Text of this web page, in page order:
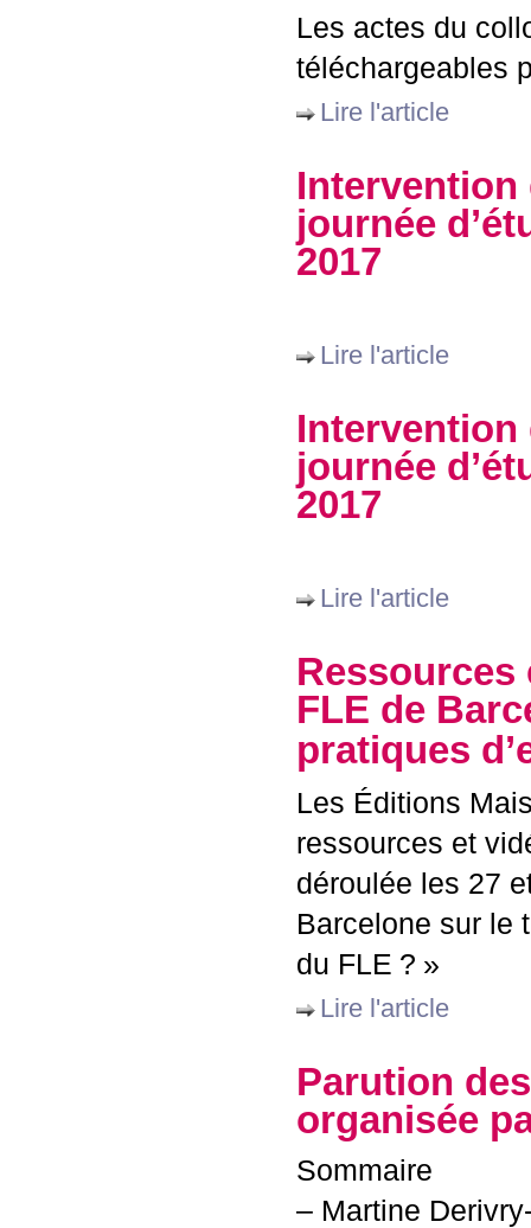
Les actes du
téléchargeables
Lire l'article
journée
2017
Lire l'article
journée
2017
Lire l'article
Ressources
FLE de
pratiques
Les Éditions
ressources et
déroulée les 27
Barcelone sur le
du FLE ? »
Lire l'article
Parution
organisée
Sommaire
– Martine